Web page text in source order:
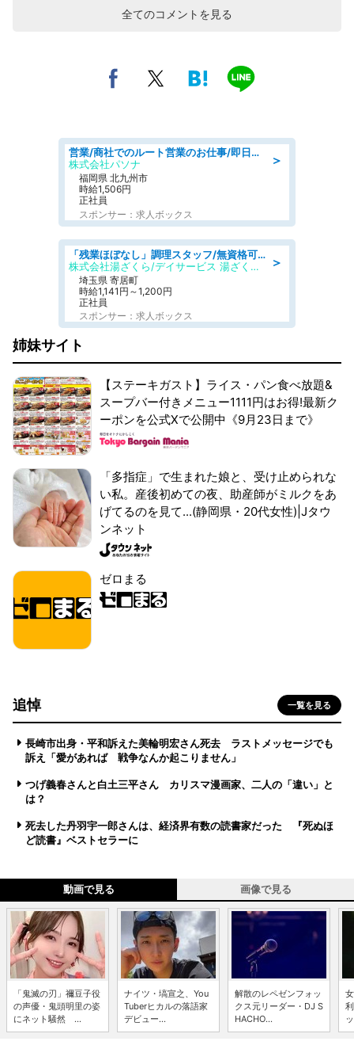
全てのコメントを見る
＞
営業/商社でのルート営業のお仕事/即日勤務可/車通勤可/営業
株式会社パソナ
福岡県 北九州市
時給1,506円
正社員
スポンサー：求人ボックス
＞
「残業ほぼなし」調理スタッフ/無資格可/正職員/日勤のみ/デイサービス/社会保障完備
株式会社湯ざくら/デイサービス 湯ざくらケアリゾート
埼玉県 寄居町
時給1,141円～1,200円
正社員
スポンサー：求人ボックス
姉妹サイト
【ステーキガスト】ライス・パン食べ放題&
スープバー付きメニュー1111円はお得!最新ク
ーポンを公式Xで公開中《9月23日まで》
「多指症」で生まれた娘と、受け止められな
い私。産後初めての夜、助産師がミルクをあ
げてるのを見て...(静岡県・20代女性)|Jタウ
ンネット
ゼロまる
追悼 一覧を見る
長崎市出身・平和訴えた美輪明宏さん死去 ラストメッセージでも
訴え「愛があれば 戦争なんか起こりません」
つげ義春さんと白土三平さん カリスマ漫画家、二人の「違い」と
は？
死去した丹羽宇一郎さんは、経済界有数の読書家だった 『死ぬほ
ど読書』ベストセラーに
動画で見る 画像で見る
「鬼滅の刃」禰豆子役
の声優・鬼頭明里の姿
にネット騒然 ...
ナイツ・塙宣之、You
Tuberヒカルの落語家
デビュー...
解散のレペゼンフォッ
クス元リーダー・DJ S
HACHO...